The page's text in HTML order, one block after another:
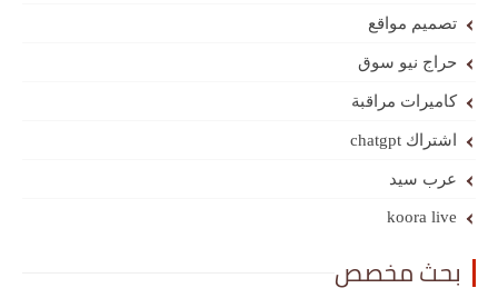
تصميم مواقع
حراج نيو سوق
كاميرات مراقبة
اشتراك chatgpt
عرب سيد
koora live
بحث مخصص